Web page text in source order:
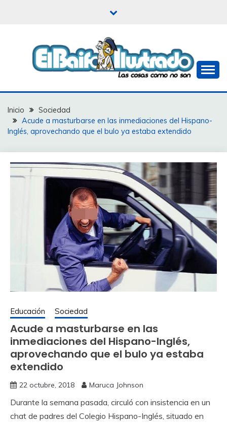
EL BAIFO ILUSTRADO
Inicio
Sociedad
Acude a masturbarse en las inmediaciones del Hispano-
Inglés, aprovechando que el bulo ya estaba extendido
Educación Sociedad
Acude a masturbarse en las
inmediaciones del Hispano-Inglés,
aprovechando que el bulo ya estaba
extendido
22 octubre, 2018 Maruca Johnson
Durante la semana pasada, circuló con insistencia en un
chat de padres del Colegio Hispano-Inglés, situado en